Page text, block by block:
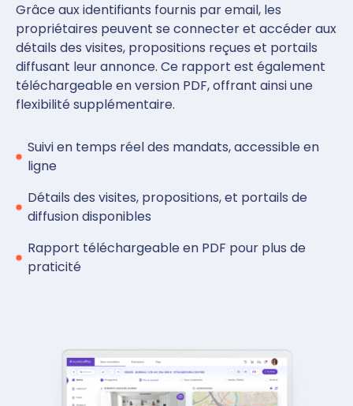
Grâce aux identifiants fournis par email, les
propriétaires peuvent se connecter et accéder aux
détails des visites, propositions reçues et portails
diffusant leur annonce. Ce rapport est également
téléchargeable en version PDF, offrant ainsi une
flexibilité supplémentaire.
Suivi en temps réel des mandats, accessible en
ligne
Détails des visites, propositions, et portails de
diffusion disponibles
Rapport téléchargeable en PDF pour plus de
praticité